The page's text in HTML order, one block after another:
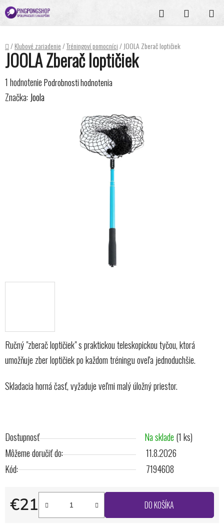
Prejsť
na
obsah
Hľadať
KOŠÍK
Domov
/Klubové zariadenie/Tréningoví pomocníci/JOOLA Zberač loptičiek
Ručný "zberač loptičiek" s praktickou teleskopickou tyčou, ktorá
umožňuje zber loptičiek po každom tréningu oveľa jednoduchšie.
Skladacia horná časť, vyžaduje veľmi malý úložný priestor.
Dostupnosť Na sklade (1 ks)
Môžeme doručiť do:
11.8.2026
Kód:
7194608
€21
Jednotková cena:
DO KOŠÍKA
JOOLA Zberač loptičiek
Priemerné
hodnotenie
1 hodnotenie Podrobnosti hodnotenia
Značka: Joola